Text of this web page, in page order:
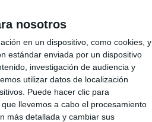
nosotros
en un dispositivo, como cookies, y
estándar enviada por un dispositivo
investigación de audiencia y
utilizar datos de localización
Puede hacer clic para
llevemos a cabo el procesamiento
más detallada y cambiar sus
pag.
a los más